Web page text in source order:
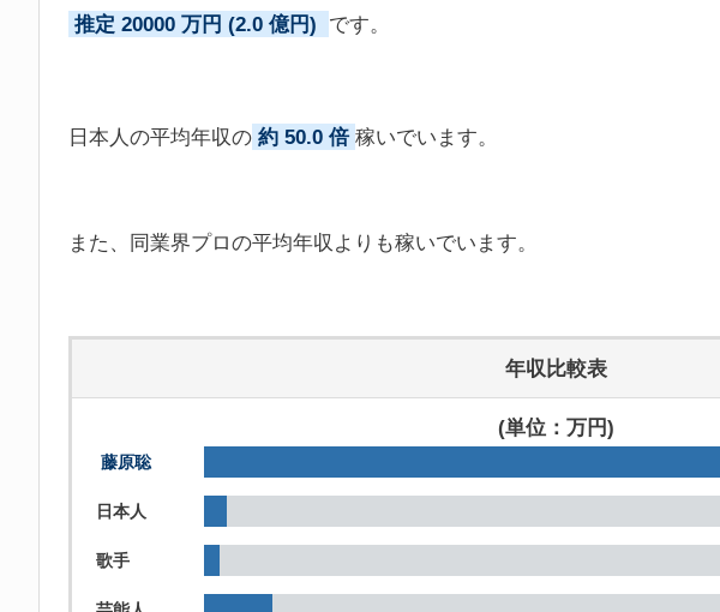
推定 20000 万円 (2.0 億円) です。
日本人の平均年収の 約 50.0 倍 稼いでいます。
また、同業界プロの平均年収よりも稼いでいます。
年収比較表
(単位：万円)
藤原聡
日本人
歌手